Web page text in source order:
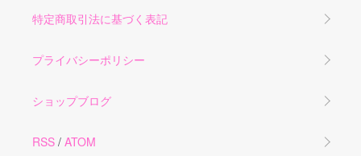
特定商取引法に基づく表記
プライバシーポリシー
ショップブログ
RSS / ATOM